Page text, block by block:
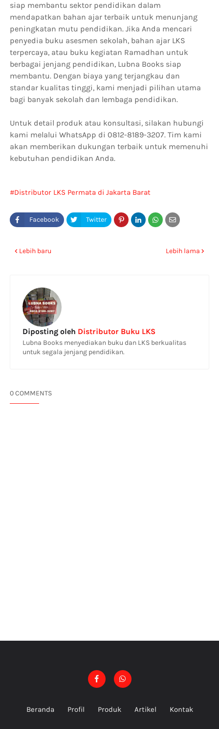
siap membantu sektor pendidikan dalam
mendapatkan bahan ajar terbaik untuk menunjang
peningkatan mutu pendidikan. Jika Anda mencari
penyedia buku asesmen sekolah, bahan ajar LKS
terpercaya, atau buku kegiatan Ramadhan untuk
berbagai jenjang pendidikan, Lubna Books siap
membantu. Dengan biaya yang terjangkau dan
standar kualitas tinggi, kami menjadi pilihan utama
bagi banyak sekolah dan lembaga pendidikan.
Untuk detail produk atau konsultasi, silakan hubungi
kami melalui WhatsApp di 0812-8189-3207. Tim kami
akan memberikan dukungan terbaik untuk memenuhi
kebutuhan pendidikan Anda.
Distributor LKS Permata di Jakarta Barat
Lebih baru Lebih lama
Diposting oleh Distributor Buku LKS
Lubna Books menyediakan buku dan LKS berkualitas
untuk segala jenjang pendidikan.
0 COMMENTS
Beranda Profil Produk Artikel Kontak